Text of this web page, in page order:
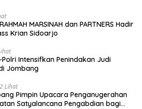
MARSINAH dan PARTNERS Hadir
Krian Sidoarjo
Intensifkan Penindakan Judi
Jombang
2 Lihat
Pimpin Upacara Penganugerahan
Satyalancana Pengabdian bagi